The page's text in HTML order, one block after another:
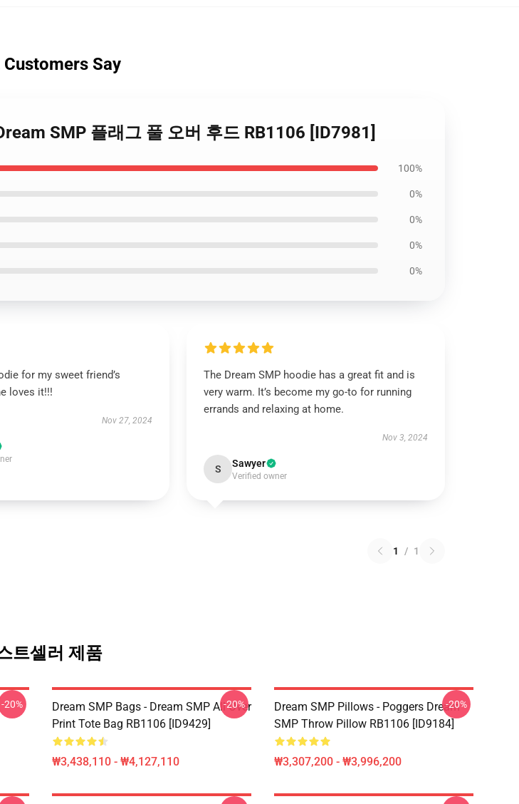
Customers Say
SMP 플래그 풀 오버 후드 RB1106 [ID7981]
100%
0%
0%
0%
0%
for my sweet friend’s
loves it!!!
Nov 27, 2024
The Dream SMP hoodie has a great fit and is
very warm. It’s become my go-to for running
errands and relaxing at home.
Nov 3, 2024
S Sawyer
Verified owner
1 / 1
트셀러 제품
-20%
Dream SMP Bags - Dream SMP All Over
Print Tote Bag RB1106 [ID9429]
₩3,438,110 - ₩4,127,110
-20%
Dream SMP Pillows - Poggers Dream
SMP Throw Pillow RB1106 [ID9184]
₩3,307,200 - ₩3,996,200
-20%